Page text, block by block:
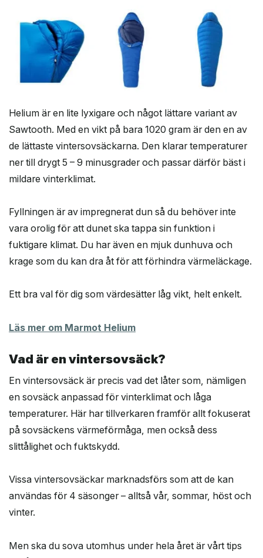
Helium är en lite lyxigare och något lättare variant av
Sawtooth. Med en vikt på bara 1020 gram är den en av
de lättaste vintersovsäckarna. Den klarar temperaturer
ner till drygt 5 – 9 minusgrader och passar därför bäst i
mildare vinterklimat.
Fyllningen är av impregnerat dun så du behöver inte
vara orolig för att dunet ska tappa sin funktion i
fuktigare klimat. Du har även en mjuk dunhuva och
krage som du kan dra åt för att förhindra värmeläckage.
Ett bra val för dig som värdesätter låg vikt, helt enkelt.
Läs mer om Marmot Helium
Vad är en vintersovsäck?
En vintersovsäck är precis vad det låter som, nämligen
en sovsäck anpassad för vinterklimat och låga
temperaturer. Här har tillverkaren framför allt fokuserat
på sovsäckens värmeförmåga, men också dess
slittålighet och fuktskydd.
Vissa vintersovsäckar marknadsförs som att de kan
användas för 4 säsonger – alltså vår, sommar, höst och
vinter.
Men ska du sova utomhus under hela året är vårt tips